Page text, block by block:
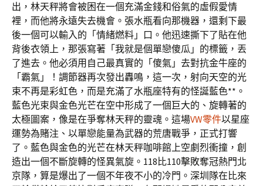
出，林天秤將會被困在一個充滿金錢和俗氣的虛假愛情
裡，而他將永遠失去機會。張水瓶看向那機器，還剩下最
後一個可以輸入的「情緒燃料」口。他迅速撕下了貼在他
背後衣領上，那張寫著「我就是個單戀傻瓜」的標籤，丟
了進去。他必須用自己最真實的「傻氣」去對抗金牛座的
「霸氣」！調節器再次發出轟鳴，這一次，射向天空的光
束不再是彩虹色，而是充滿了水瓶座特有的怪誕藍色**。
藍色光束與金色光芒在空中形成了一個巨大的、旋轉著的
太極圖案，像是在爭奪林天秤的靈魂。這場VW零件以星座
運勢為賭注、以單戀能量為武器的荒唐戰爭，正式打響
了。藍色與金色的光芒在林天秤咖啡館上空劇烈衝撞，創
造出一個不斷旋轉的怪異氣旋。118比110擊敗奪冠熱門北
京隊，算是爆出了一個不年夜不小的冷門。深圳隊在比來